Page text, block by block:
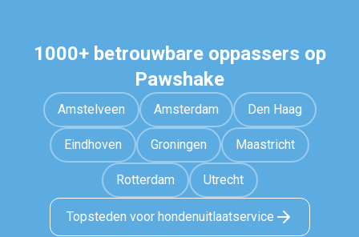
1000+ betrouwbare oppassers op
Pawshake
Amstelveen Amsterdam Den Haag
Eindhoven Groningen Maastricht
Rotterdam Utrecht
Topsteden voor hondenuitlaatservice